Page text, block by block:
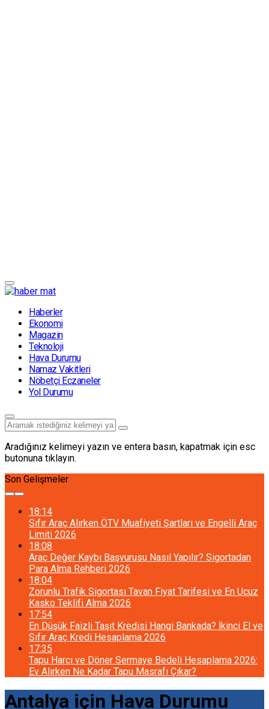
Haberler
Ekonomi
Magazin
Teknoloji
Hava Durumu
Namaz Vakitleri
Nöbetçi Eczaneler
Yol Durumu
Aradığınız kelimeyi yazın ve entera basın, kapatmak için esc
butonuna tıklayın.
Son Gelişmeler
18:14
Sıfır Araç Alırken ÖTV Muafiyeti Şartları ve Engelli Araç
Limiti 2026
18:08
Araç Değer Kaybı Başvurusu Nasıl Yapılır? Sigortadan
Para Alma Rehberi 2026
18:04
Zorunlu Trafik Sigortası Tavan Fiyat Tarifesi ve En Ucuz
Kasko Teklifi Alma 2026
17:54
En Düşük Faizli Taşıt Kredisi Hangi Bankada? İkinci El ve
Sıfır Araç Kredi Hesaplama 2026
17:35
Tapu Harcı ve Döner Sermaye Bedeli Hesaplama 2026:
Ev Alırken Ne Kadar Tapu Masrafı Çıkar?
Antalya için Hava Durumu